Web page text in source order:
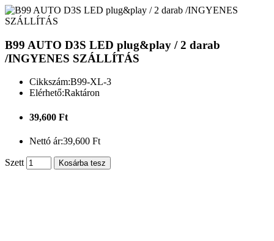
B99 AUTO D3S LED plug&play / 2 darab
/INGYENES SZÁLLÍTÁS
Cikkszám:B99-XL-3
Elérhető:Raktáron
39,600 Ft
Nettó ár:39,600 Ft
Szett Kosárba tesz